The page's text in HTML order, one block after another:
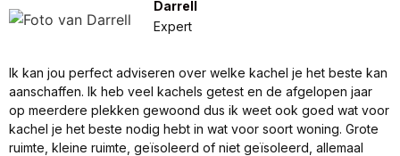
Darrell
Expert
Ik kan jou perfect adviseren over welke kachel je het beste kan
aanschaffen. Ik heb veel kachels getest en de afgelopen jaar
op meerdere plekken gewoond dus ik weet ook goed wat voor
kachel je het beste nodig hebt in wat voor soort woning. Grote
ruimte, kleine ruimte, geïsoleerd of niet geïsoleerd, allemaal